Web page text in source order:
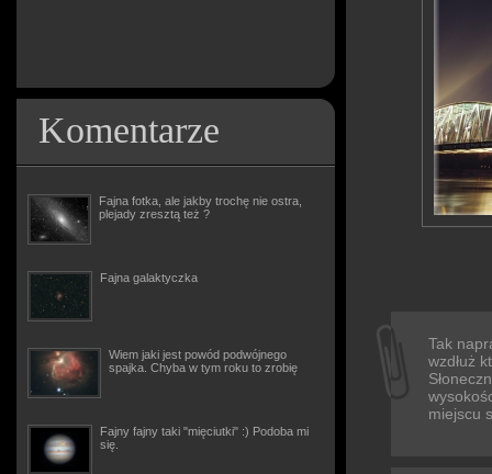
Komentarze
Fajna fotka, ale jakby trochę nie ostra,
plejady zresztą też ?
Fajna galaktyczka
Wiem jaki jest powód podwójnego
spajka. Chyba w tym roku to zrobię
Fajny fajny taki "mięciutki" :) Podoba mi
się.
Tak
wzdłuż
miejscu